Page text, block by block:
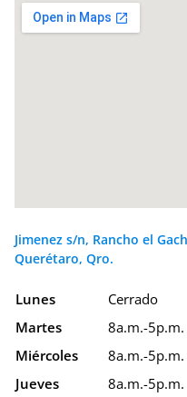
Jimenez s/n, Rancho el
Querétaro, Qro.
Lunes
Cerrado
Martes
8a.m.-5p.m.
Miércoles
8a.m.-5p.m.
Jueves
8a.m.-5p.m.